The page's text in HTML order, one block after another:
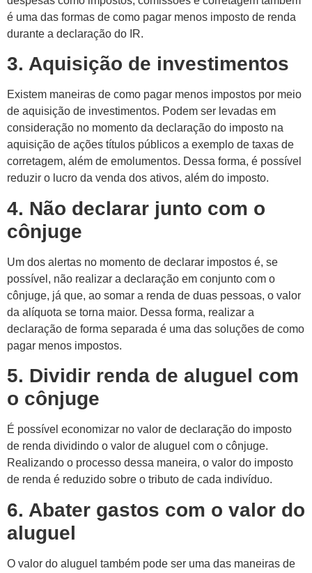
é uma das formas de como pagar menos imposto de renda
durante a declaração do IR.
3. Aquisição de investimentos
Existem maneiras de como pagar menos impostos por meio
de aquisição de investimentos. Podem ser levadas em
consideração no momento da declaração do imposto na
aquisição de ações títulos públicos a exemplo de taxas de
corretagem, além de emolumentos. Dessa forma, é possível
reduzir o lucro da venda dos ativos, além do imposto.
4. Não declarar junto com o
cônjuge
Um dos alertas no momento de declarar impostos é, se
possível, não realizar a declaração em conjunto com o
cônjuge, já que, ao somar a renda de duas pessoas, o valor
da alíquota se torna maior. Dessa forma, realizar a
declaração de forma separada é uma das soluções de como
pagar menos impostos.
5. Dividir renda de aluguel com
o cônjuge
É possível economizar no valor de declaração do imposto
de renda dividindo o valor de aluguel com o cônjuge.
Realizando o processo dessa maneira, o valor do imposto
de renda é reduzido sobre o tributo de cada indivíduo.
6. Abater gastos com o valor do
aluguel
O valor do aluguel também pode ser uma das maneiras de